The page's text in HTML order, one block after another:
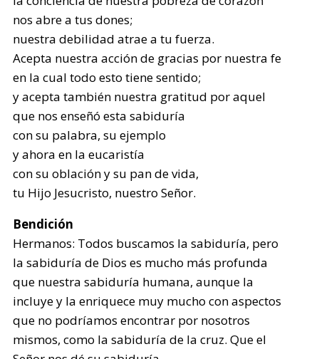
nos abre a tus dones;
nuestra debilidad atrae a tu fuerza.
Acepta nuestra acción de gracias por nuestra fe
en la cual todo esto tiene sentido;
y acepta también nuestra gratitud por aquel
que nos enseñó esta sabiduría
con su palabra, su ejemplo
y ahora en la eucaristía
con su oblación y su pan de vida,
tu Hijo Jesucristo, nuestro Señor.
Bendición
Hermanos: Todos buscamos la sabiduría, pero
la sabiduría de Dios es mucho más profunda
que nuestra sabiduría humana, aunque la
incluye y la enriquece muy mucho con aspectos
que no podríamos encontrar por nosotros
mismos, como la sabiduría de la cruz. Que el